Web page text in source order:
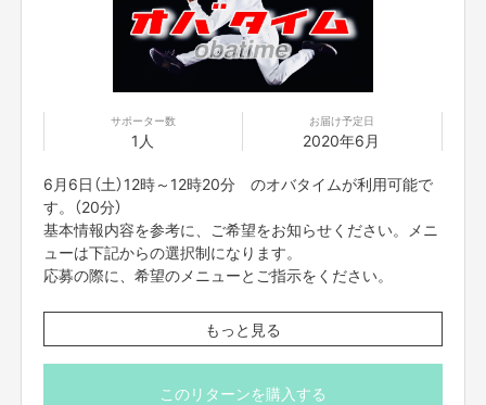
＊事前にzoomのダウンロードをお願いいたします。当日
は、ネット環境の良い場所にいてください。
zoomのアドレスですが、前々日中にはお送りをさせて
頂きます。
また、プロジェクト本文の末尾に記載されている【ご支
援にあたってのご注意事項】を必ずご一読ください。
サポーター数
1人
お届け予定日
2020年6月
6月6日（土）12時～12時20分 のオバタイムが利用可能で
す。（20分）
基本情報内容を参考に、ご希望をお知らせください。メニ
ューは下記からの選択制になります。
応募の際に、希望のメニューとご指示をください。
【メニュー】
・カスタムものまねショー
（あなたがやってほしいものまねを組み合わせてものまね
ショーをします。）
もっと見る
このリターンを購入する